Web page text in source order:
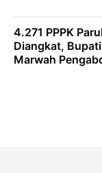
4.271 PPPK
Diangkat,
Marwah